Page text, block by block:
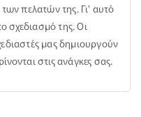
των πελατών της. Γι' αυτό
σχεδιασμό της. Οι
μας δημιουργούν
στις ανάγκες σας.